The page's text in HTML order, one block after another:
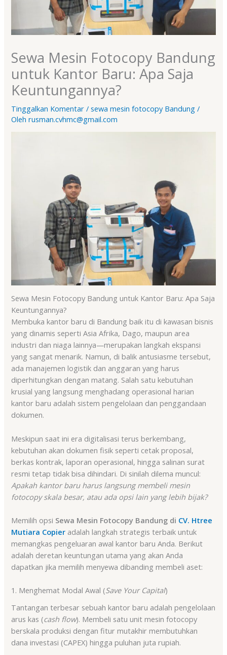
Sewa Mesin Fotocopy Bandung
untuk Kantor Baru: Apa Saja
Keuntungannya?
Tinggalkan Komentar /sewa mesin fotocopy Bandung /
Olehrusman.cvhmc@gmail.com
Sewa Mesin Fotocopy Bandung untuk Kantor Baru: Apa Saja
Keuntungannya?
Membuka kantor baru di Bandung baik itu di kawasan bisnis
yang dinamis seperti Asia Afrika, Dago, maupun area
industri dan niaga lainnya—merupakan langkah ekspansi
yang sangat menarik. Namun, di balik antusiasme tersebut,
ada manajemen logistik dan anggaran yang harus
diperhitungkan dengan matang. Salah satu kebutuhan
krusial yang langsung menghadang operasional harian
kantor baru adalah sistem pengelolaan dan penggandaan
dokumen.
Meskipun saat ini era digitalisasi terus berkembang,
kebutuhan akan dokumen fisik seperti cetak proposal,
berkas kontrak, laporan operasional, hingga salinan surat
resmi tetap tidak bisa dihindari. Di sinilah dilema muncul:
Apakah kantor baru harus langsung membeli mesin
fotocopy skala besar, atau ada opsi lain yang lebih bijak?
Memilih opsi Sewa Mesin Fotocopy Bandung di CV. Htree
Mutiara Copier adalah langkah strategis terbaik untuk
memangkas pengeluaran awal kantor baru Anda. Berikut
adalah deretan keuntungan utama yang akan Anda
dapatkan jika memilih menyewa dibanding membeli aset:
1. Menghemat Modal Awal (Save Your Capital)
Tantangan terbesar sebuah kantor baru adalah pengelolaan
arus kas (cash flow). Membeli satu unit mesin fotocopy
berskala produksi dengan fitur mutakhir membutuhkan
dana investasi (CAPEX) hingga puluhan juta rupiah.